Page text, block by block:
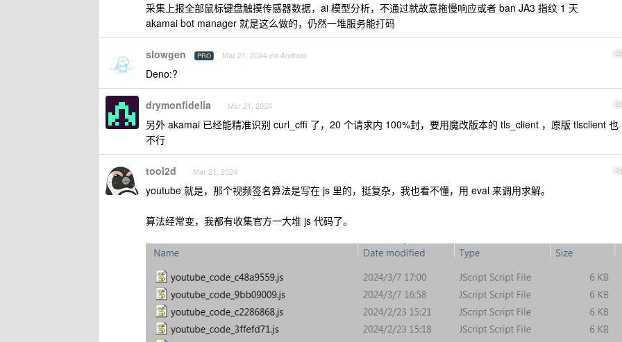
采集上报全部鼠标键盘触摸传感器数据，ai 模型分析，不通过就故意拖慢响应或者 ban JA3 指纹 1 天
akamai bot manager 就是这么做的，仍然一堆服务能打码
22
slowgen PRO Mar 21, 2024 via Android
Deno:?
23
drymonfidelia Mar 21, 2024
另外 akamai 已经能精准识别 curl_cffi 了，20 个请求内 100%封，要用魔改版本的 tls_client ，原版 tlsclient 也
不行
24
tool2d Mar 21, 2024
youtube 就是，那个视频签名算法是写在 js 里的，挺复杂，我也看不懂，用 eval 来调用求解。
算法经常变，我都有收集官方一大堆 js 代码了。